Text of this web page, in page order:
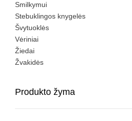
Smilkymui
Stebuklingos knygelės
Švytuoklės
Vėriniai
Žiedai
Žvakidės
Produkto žyma